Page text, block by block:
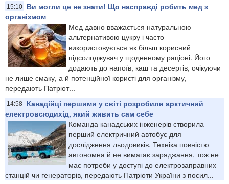
15:10
Ви могли це не знати! Що насправді робить мед з
організмом
Мед давно вважається натуральною
альтернативою цукру і часто
використовується як більш корисний
підсолоджувач у щоденному раціоні. Його
додають до напоїв, каш та десертів, очікуючи
не лише смаку, а й потенційної користі для організму,
передають Патріот...
14:58
Канадійці першими у світі розробили арктичний
електровсюдихід, який живить сам себе
Команда канадських інженерів створила
перший електричний автобус для
дослідження льодовиків. Техніка повністю
автономна й не вимагає заряджання, тож не
має потреби у доступі до електрозаправних
станцій чи генераторів, передають Патріоти України з посил...